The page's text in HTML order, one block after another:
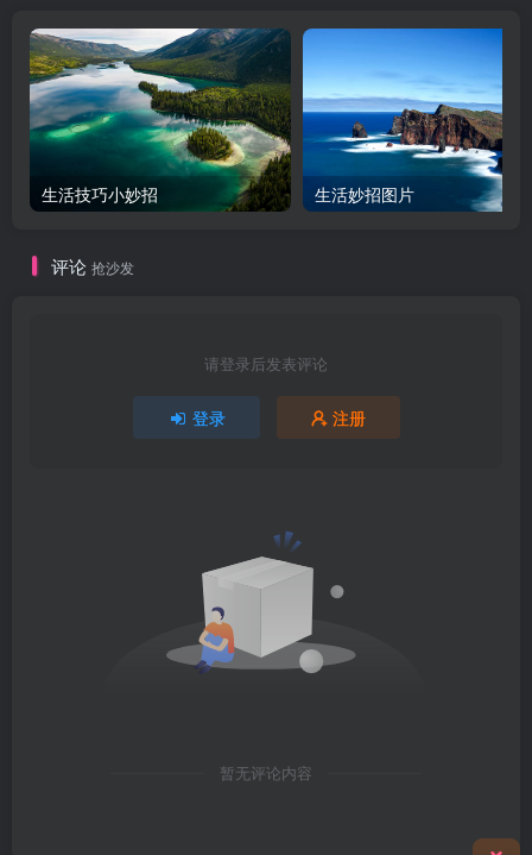
生活技巧小妙招 生活妙招图片
评论 抢沙发
请登录后发表评论
登录 注册
暂无评论内容